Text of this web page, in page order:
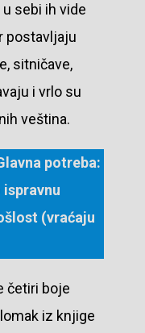
sebi ih vide
postavljaju
sitničave,
i vrlo su
veština.
potreba:
ispravnu
(vraćaju
četiri boje
iz knjige